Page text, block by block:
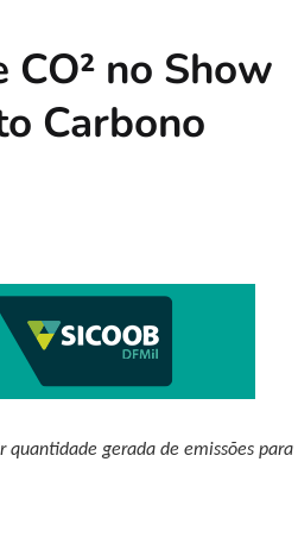
no Show
Carbono
quantidade gerada de emissões para